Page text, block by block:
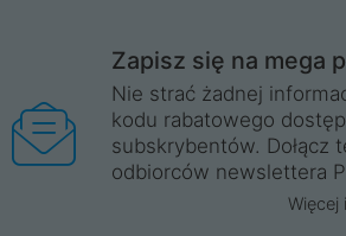
Zapisz się na mega
Nie strać żadnej
kodu rabatowego
subskrybentów. Dołącz
odbiorców newslettera
Więcej